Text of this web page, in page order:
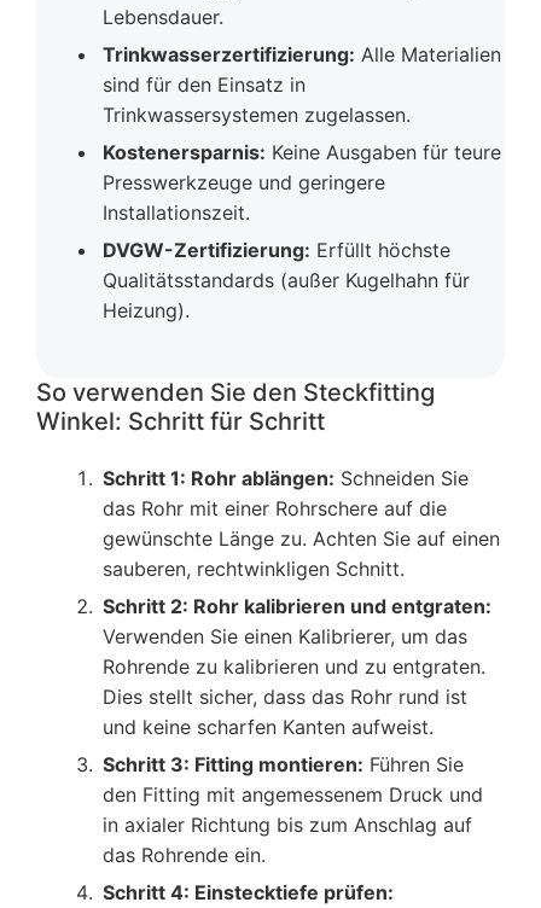
Lebensdauer.
Trinkwasserzertifizierung: Alle Materialien
sind für den Einsatz in
Trinkwassersystemen zugelassen.
Kostenersparnis: Keine Ausgaben für teure
Presswerkzeuge und geringere
Installationszeit.
DVGW-Zertifizierung: Erfüllt höchste
Qualitätsstandards (außer Kugelhahn für
Heizung).
So verwenden Sie den Steckfitting
Winkel: Schritt für Schritt
Schritt 1: Rohr ablängen: Schneiden Sie
das Rohr mit einer Rohrschere auf die
gewünschte Länge zu. Achten Sie auf einen
sauberen, rechtwinkligen Schnitt.
Schritt 2: Rohr kalibrieren und entgraten:
Verwenden Sie einen Kalibrierer, um das
Rohrende zu kalibrieren und zu entgraten.
Dies stellt sicher, dass das Rohr rund ist
und keine scharfen Kanten aufweist.
Schritt 3: Fitting montieren: Führen Sie
den Fitting mit angemessenem Druck und
in axialer Richtung bis zum Anschlag auf
das Rohrende ein.
Schritt 4: Einstecktiefe prüfen: